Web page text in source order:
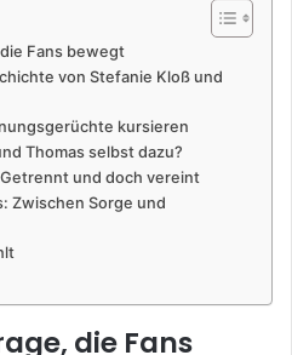
Fans bewegt
von Stefanie Kloß und
kursieren
Thomas selbst dazu?
und doch vereint
Zwischen Sorge und
die Fans